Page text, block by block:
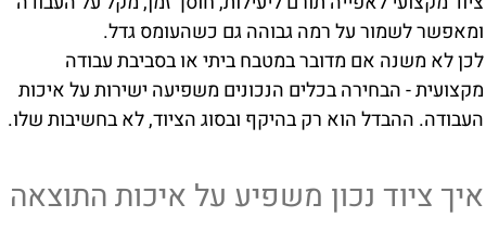
ומאפשר לשמור על רמה גבוהה גם כשהעומס גדל.
לכן לא משנה אם מדובר במטבח ביתי או בסביבת עבודה
מקצועית - הבחירה בכלים הנכונים משפיעה ישירות על איכות
העבודה. ההבדל הוא רק בהיקף ובסוג הציוד, לא בחשיבות שלו.
איך ציוד נכון משפיע על איכות התוצאה